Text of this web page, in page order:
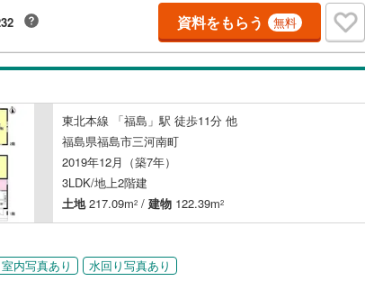
々の支払いを見直したい！」●審査・購入前に安心 プロが資金・生
緒に考えご提案いたします！【赤ちゃん・お子様大歓迎 】●キッズ
ベビーベッドを完備（オムツあります）●女性スタッフがお子様が飽
ないようお手伝いいたします ●ご家族おそろいでぜひご来店くださ
資料をもらう 無料
東北本線 「福島」駅 徒歩11分 他
福島県福島市三河南町
2019年12月（築7年）
3LDK/地上2階建
土地217.09m2 / 建物 122.39m2
室内写真あり
水回り写真あり
（0 対面キッチン （ 4）
ローゼット
床下収納